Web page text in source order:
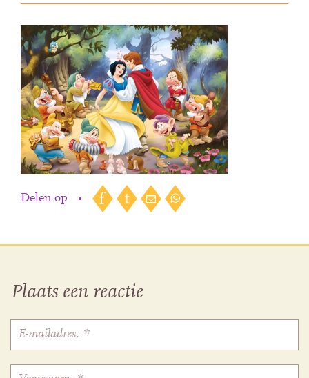
Delen op •
Plaats een reactie